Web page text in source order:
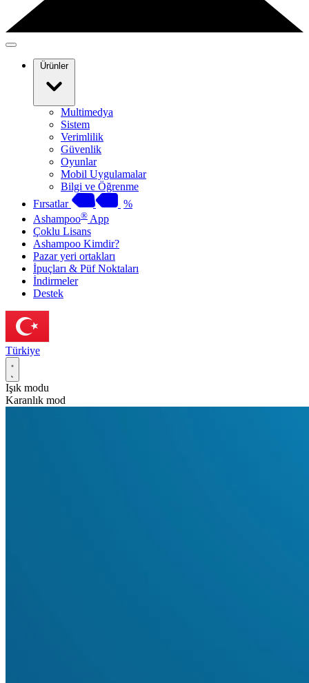
Ürünler
Multimedya
Sistem
Verimlilik
Güvenlik
Oyunlar
Mobil Uygulamalar
Bilgi ve Öğrenme
Fırsatlar
%
Ashampoo® App
Çoklu Lisans
Ashampoo Kimdir?
Pazar yeri ortakları
İpuçları & Püf Noktaları
İndirmeler
Destek
Türkiye
Işık modu
Karanlık mod